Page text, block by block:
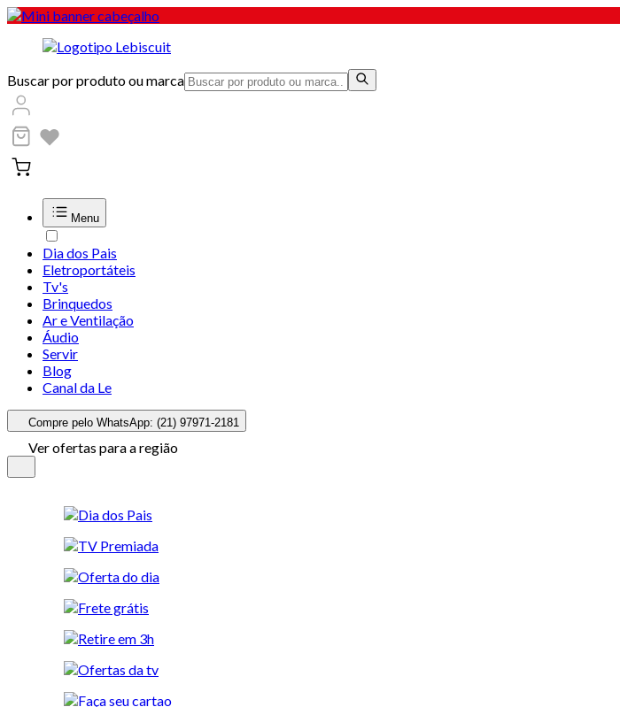
Buscar por produto ou marca
Menu
Dia dos Pais
Eletroportáteis
Tv's
Brinquedos
Ar e Ventilação
Áudio
Servir
Blog
Canal da Le
Compre pelo WhatsApp: (21) 97971-2181
Ver ofertas para a região